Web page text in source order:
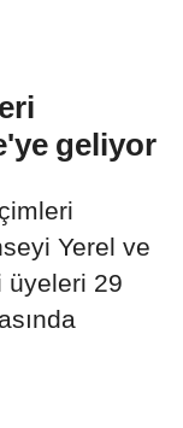
geliyor
Yerel ve
üyeleri 29